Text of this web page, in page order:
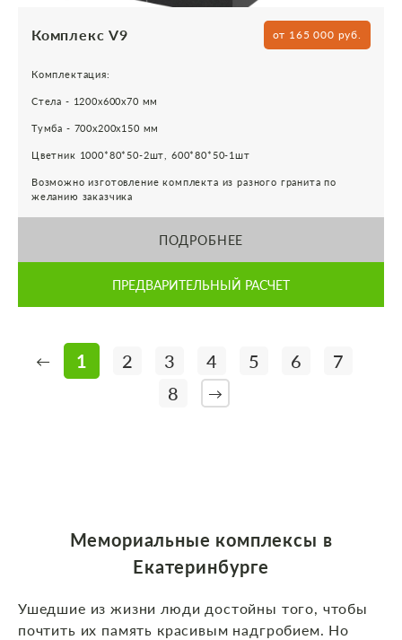
Комплекс V9 от 165 000 руб.
Комплектация:
Стела - 1200х600х70 мм
Тумба - 700х200х150 мм
Цветник 1000*80*50-2шт, 600*80*50-1шт
Возможно изготовление комплекта из разного гранита по
желанию заказчика
ПОДРОБНЕЕ
ПРЕДВАРИТЕЛЬНЫЙ РАСЧЕТ
← 1 2 3 4 5 6
7
8
→
Мемориальные комплексы в
Екатеринбурге
Ушедшие из жизни люди достойны того, чтобы
почтить их память красивым надгробием. Но